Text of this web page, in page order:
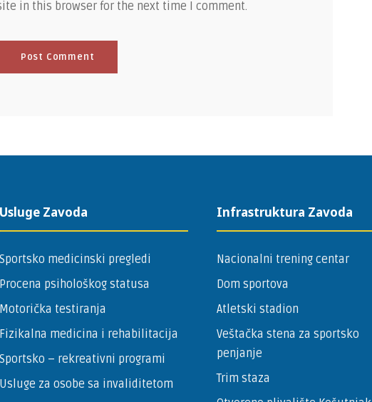
in this browser for the next time I comment.
Usluge Zavoda
Sportsko medicinski pregledi
Procena psihološkog statusa
Motorička testiranja
Fizikalna medicina i rehabilitacija
Sportsko – ­rekreativni programi
Usluge za osobe sa invaliditetom
Infrastruktura Zavoda
Nacionalni trening centar
Dom sportova
Atletski stadion
Veštačka stena za sportsko
penjanje
Trim staza